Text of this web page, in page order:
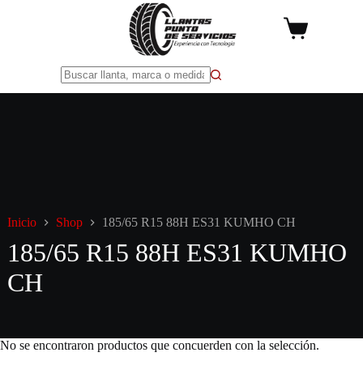
Carro
Inicio Shop 185/65 R15 88H ES31 KUMHO CH
185/65 R15 88H ES31 KUMHO
CH
No se encontraron productos que concuerden con la selección.